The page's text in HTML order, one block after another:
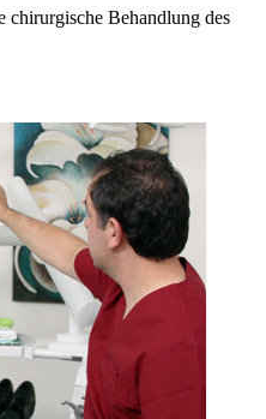
chirurgische Behandlung des